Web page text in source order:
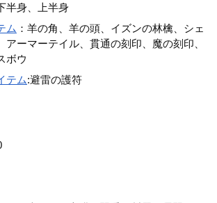
半身、上半身
ム ：羊の角、羊の頭、イズンの林檎、シェ
アーマーテイル、貫通の刻印、魔の刻印、
ボウ
テム:避雷の護符